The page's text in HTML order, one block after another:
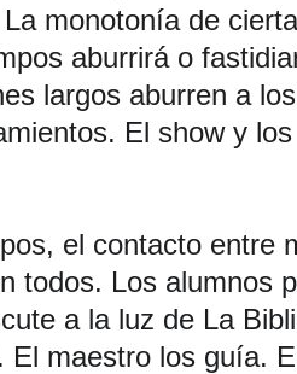
monotonía de
aburrirá o
largos aburren a
El show y
el contacto entre
todos. Los alumnos
a la luz de La
maestro los guía.